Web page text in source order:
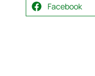
Facebook